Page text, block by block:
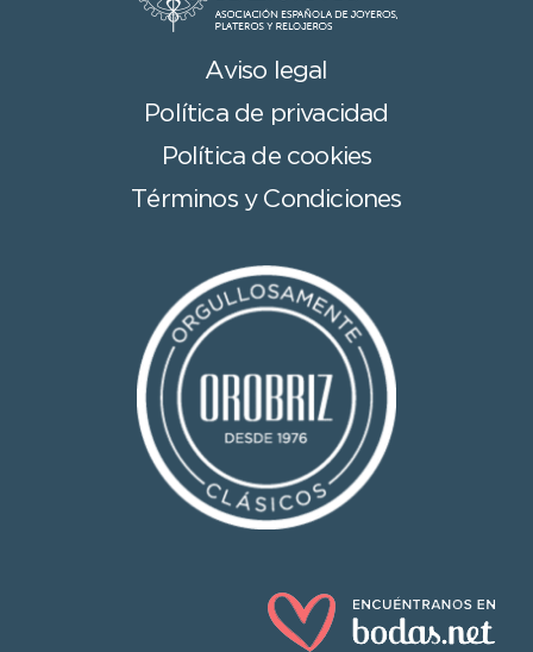
Aviso legal
Política de privacidad
Política de cookies
Términos y Condiciones